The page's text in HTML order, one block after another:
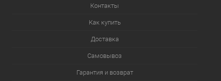
Контакты
Как купить
Доставка
Самовывоз
Гарантия и возврат